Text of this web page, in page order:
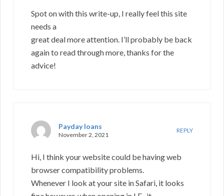
Spot on with this write-up, I really feel this site
needs a
great deal more attention. I’ll probably be back
again to read through more, thanks for the
advice!
Payday loans
November 2, 2021
REPLY
Hi, I think your website could be having web
browser compatibility problems.
Whenever I look at your site in Safari, it looks